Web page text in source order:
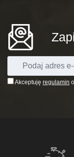
Akceptuję regulamin